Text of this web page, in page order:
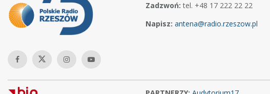
Zadzwoń: tel. +48 17 222 22 22
Napisz: antena@radio.rzeszow.pl